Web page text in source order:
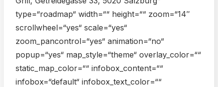
type=“roadmap“ width=““ height=““ zoom=“14″
scrollwheel=“yes“ scale=“yes“
zoom_pancontrol=“yes“ animation=“no“
popup=“yes“ map_style=“theme“ overlay_color=““
static_map_color=““ infobox_content=““
infobox=“default“ infobox_text_color=““